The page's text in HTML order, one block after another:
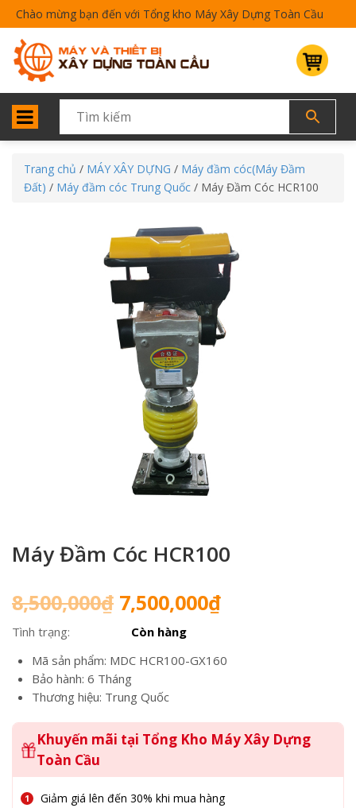
Chào mừng bạn đến với Tổng kho Máy Xây Dựng Toàn Cầu
Trang chủ / MÁY XÂY DỰNG / Máy đầm cóc(Máy Đầm
Đất) / Máy đầm cóc Trung Quốc / Máy Đầm Cóc HCR100
Máy Đầm Cóc HCR100
8,500,000₫ Giá
gốc
là:
8,500,000₫.
7,500,000₫Giá
là:
Tình trạng:
Còn hàng
Mã sản phẩm: MDC HCR100-GX160
Bảo hành: 6 Tháng
Thương hiệu: Trung Quốc
Khuyến mãi tại Tổng Kho Máy Xây Dựng
Toàn Cầu
Giảm giá lên đến 30% khi mua hàng